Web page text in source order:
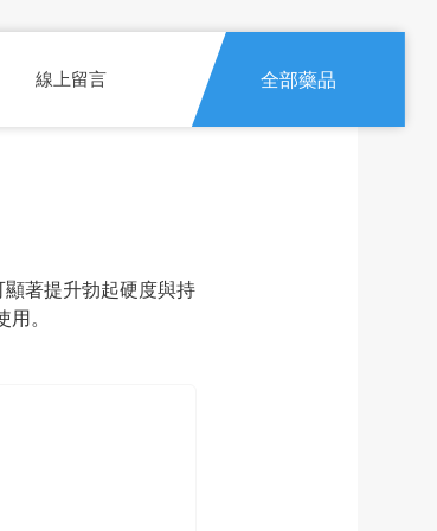
線上留言 全部藥品
著提升勃起硬度與持
。